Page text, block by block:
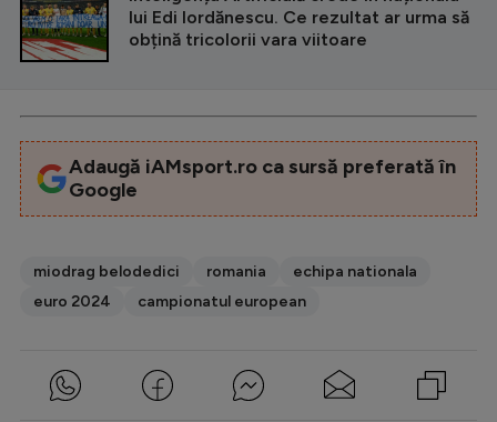
lui Edi Iordănescu. Ce rezultat ar urma să
obțină tricolorii vara viitoare
Adaugă iAMsport.ro ca sursă preferată în
Google
miodrag belodedici romania
echipa nationala
euro 2024
campionatul european